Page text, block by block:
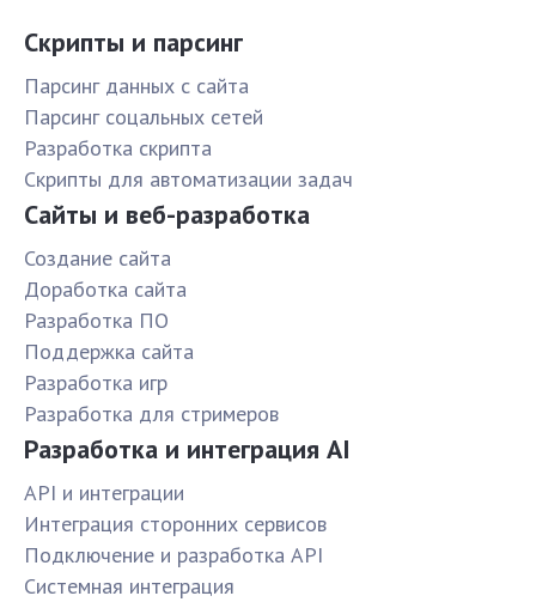
Скрипты и парсинг
Парсинг данных с сайта
Парсинг соцальных сетей
Разработка скрипта
Скрипты для автоматизации задач
Сайты и веб-разработка
Создание сайта
Доработка сайта
Разработка ПО
Поддержка сайта
Разработка игр
Разработка для стримеров
Разработка и интеграция AI
API и интеграции
Интеграция сторонних сервисов
Подключение и разработка API
Системная интеграция